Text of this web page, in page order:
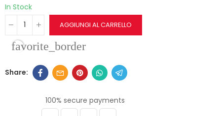
In Stock
AGGIUNGI AL CARRELLO
favorite_border
100% secure payments